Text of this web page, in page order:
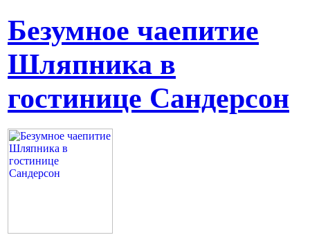
Безумное чаепитие
Шляпника в
гостинице Сандерсон